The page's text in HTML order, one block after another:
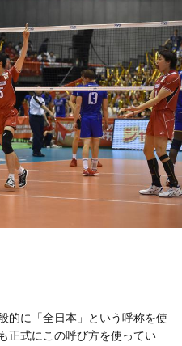
的に「全日本」という呼称を使
正式にこの呼び方を使ってい